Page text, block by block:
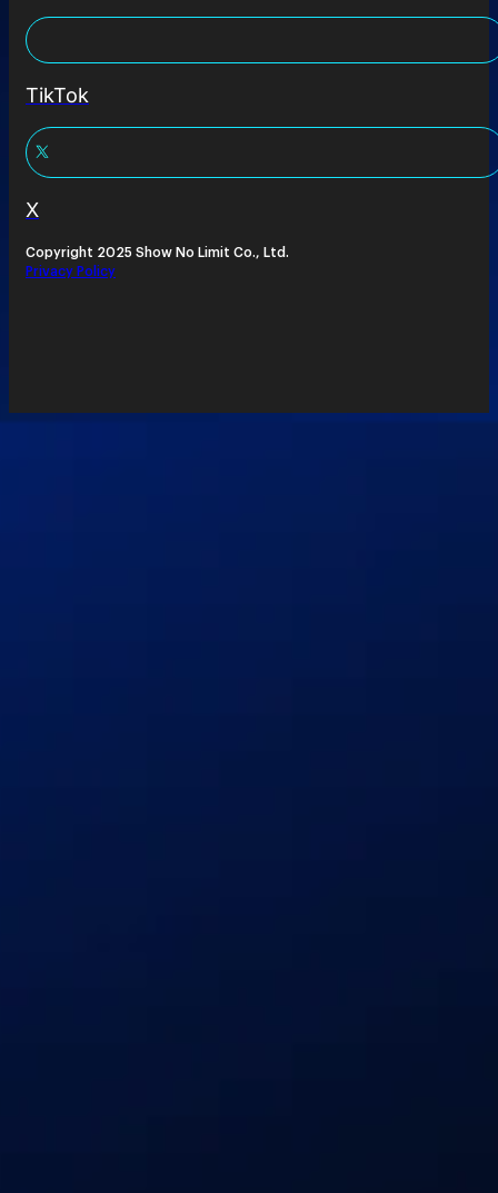
TikTok
X
Copyright 2025 Show No Limit Co., Ltd.
Privacy Policy